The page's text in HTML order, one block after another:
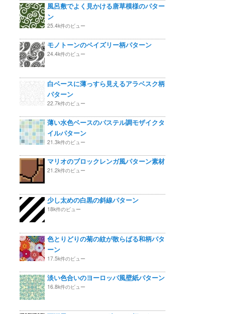
風呂敷でよく見かける唐草模様のパター
ン
25.4k件のビュー
モノトーンのペイズリー柄パターン
24.4k件のビュー
白ベースに薄っすら見えるアラベスク柄
パターン
22.7k件のビュー
薄い水色ベースのパステル調モザイクタ
イルパターン
21.3k件のビュー
マリオのブロックレンガ風パターン素材
21.2k件のビュー
少し太めの白黒の斜線パターン
18k件のビュー
色とりどりの菊の紋が散らばる和柄パタ
ーン
17.5k件のビュー
淡い色合いのヨーロッパ風壁紙パターン
16.8k件のビュー